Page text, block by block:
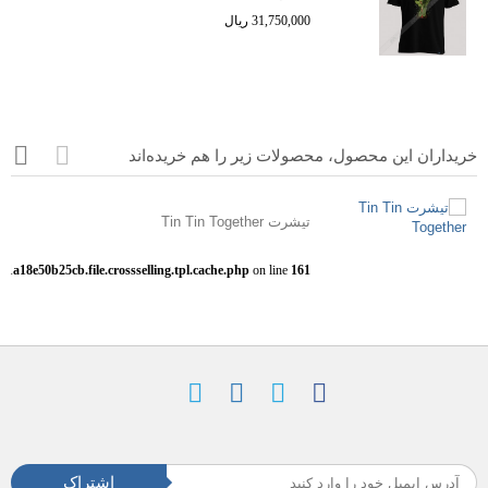
31,750,000 ریال
خریداران این محصول، محصولات زیر را هم خریده‌اند
تیشرت Tin Tin Together
on line 161
اشتراک